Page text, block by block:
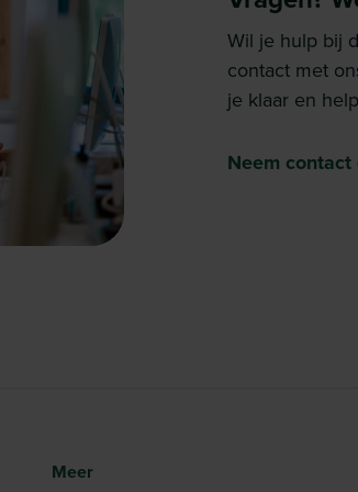
Wil je hulp bij
contact met
je klaar en
Neem contact
Meer